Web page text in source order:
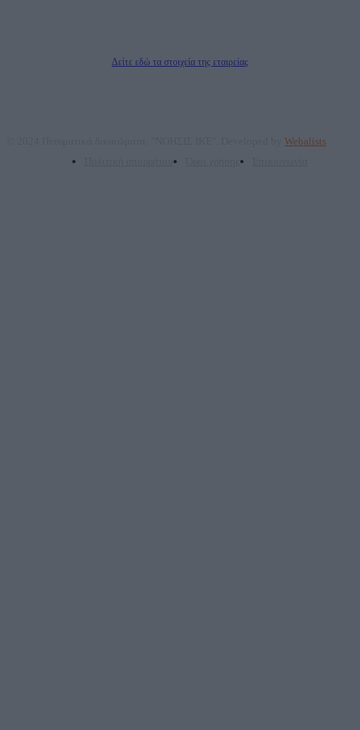
Δείτε εδώ τα στοιχεία της εταιρείας
Webalists